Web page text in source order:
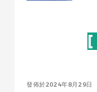
發佈於2024年8月29日